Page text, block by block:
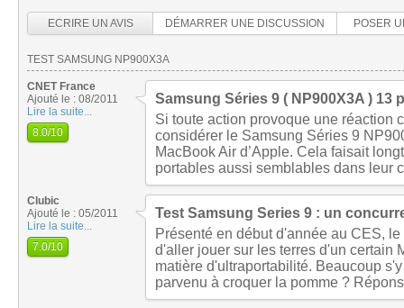
ECRIRE UN AVIS DÉMARRER UNE DISCUSSION POSER
TEST SAMSUNG NP900X3A
CNET France
Ajouté le : 08/2011
Lire la suite...
8.0/10
Samsung Séries 9 ( NP900X3A ) 13
Si toute action provoque une réaction
considérer le Samsung Séries 9
MacBook Air d’Apple. Cela faisait
portables aussi semblables dans leur
Clubic
Ajouté le : 05/2011
Lire la suite...
7.0/10
Test Samsung Series 9 : un
Présenté en début d'année au CES,
d'aller jouer sur les terres d'un certain
matière d'ultraportabilité. Beaucoup
parvenu à croquer la pomme ?